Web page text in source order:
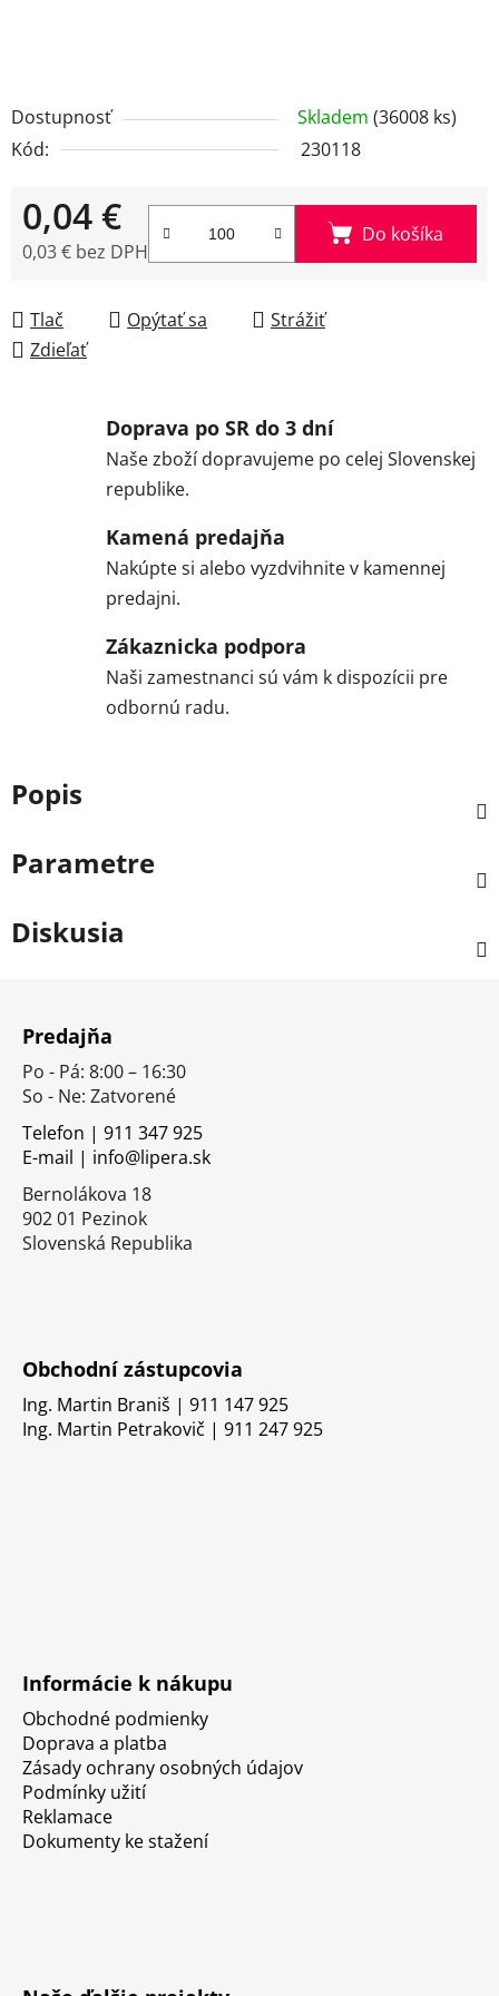
Dostupnosť Skladem (36008 ks)
Kód:
230118
0,04 €
0,03 € bez DPH
Do košíka
Tlač Opýtať sa
Strážiť
Zdieľať
Doprava po SR do 3 dní
Naše zboží dopravujeme po celej Slovenskej
republike.
Kamená predajňa
Nakúpte si alebo vyzdvihnite v kamennej
predajni.
Zákaznicka podpora
Naši zamestnanci sú vám k dispozícii pre
odbornú radu.
Popis
Parametre
Diskusia
Predajňa
Po - Pá: 8:00 – 16:30
So - Ne: Zatvorené
Telefon | 911 347 925
E-mail | info@lipera.sk
Bernolákova 18
902 01 Pezinok
Slovenská Republika
Obchodní zástupcovia
Ing. Martin Braniš | 911 147 925
Ing. Martin Petrakovič | 911 247 925
Informácie k nákupu
Obchodné podmienky
Doprava a platba
Zásady ochrany osobných údajov
Podmínky užití
Reklamace
Dokumenty ke stažení